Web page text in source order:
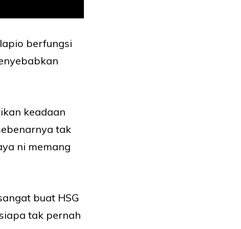
berfungsi
keadaan
tak
ni memang
buat HSG
tak pernah